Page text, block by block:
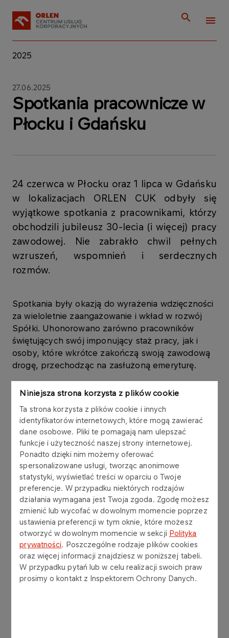
Niniejsza strona korzysta z plików cookie
Ta strona korzysta z plików cookie i innych
identyfikatorów internetowych, które mogą zawierać
dane osobowe. Pliki te pomagają nam ulepszać
funkcje i użyteczność naszej strony internetowej.
Ponadto dzięki nim możemy oferować
spersonalizowane usługi, tworząc anonimowe
statystyki, wyświetlać treści w oparciu o Twoje
preferencje. W przypadku niektórych rodzajów
działania wymagana jest Twoja zgoda. Zgodę możesz
zmienić lub wycofać w dowolnym momencie poprzez
ustawienia preferencji w tym oknie, które możesz
otworzyć w dowolnym momencie w sekcji Polityka
prywatności. Poszczególne rodzaje plików cookies
oraz więcej informacji znajdziesz w poniższej tabeli.
W przypadku pytań lub w celu realizacji swoich praw
prosimy o kontakt z Inspektorem Ochrony Danych.
2025
27.06.2025
Spotkania pracownicze w
Płocku i Gdańsku
24 czerwca w Płocku oraz 1 lipca w Gdańsku
w lokalizacjach ORLEN CUK odbyły się
wyjątkowe spotkania z pracownikami, którzy
obchodzili jubileusz 30-lecia (i więcej) pracy
zawodowej. Nie zabrakło chwil pełnych
wzruszeń, wspomnień i serdecznych
rozmów.
Spotkania były okazją do wyrażenia wdzięczności
za wieloletnie zaangażowanie i wkład w rozwój
Spółki. Uhonorowano zarówno pracowników
świętujących swój imponujący staż pracy, jak i
osoby, które wkrótce zakończą swoją zawodową
drogę, przechodząc na zasłużoną emeryturę.
Słowa uznania i podziękowania przekazał Zarząd
pamiątkowych dyplomów oraz upominków.
Wszystkim Jubilatom oraz pracownikom
kończącym swoją zawodową ścieżkę- dziękujemy
za lata oddanej pracy i życzymy zdrowia,
spełnienia oraz sukcesów zawodowych jak i
prywatnych.